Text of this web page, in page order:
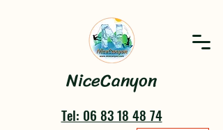
NiceCanyon
Tel: 06 83 18 48 74